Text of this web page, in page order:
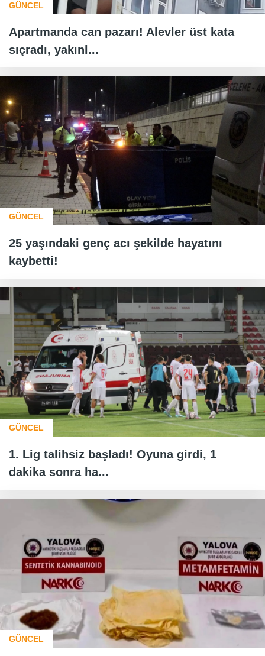
GÜNCEL
Apartmanda can pazarı! Alevler üst kata
sıçradı, yakınl...
GÜNCEL
25 yaşındaki genç acı şekilde hayatını
kaybetti!
GÜNCEL
1. Lig talihsiz başladı! Oyuna girdi, 1
dakika sonra ha...
GÜNCEL